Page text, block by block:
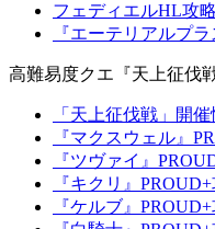
フェディエルHL攻略
『エーテリアルプ
高難易度クエ『天上征伐戦
「天上征伐戦」開
『マクスウェル』
『ツヴァイ』
『キクリ』
『ケルブ』